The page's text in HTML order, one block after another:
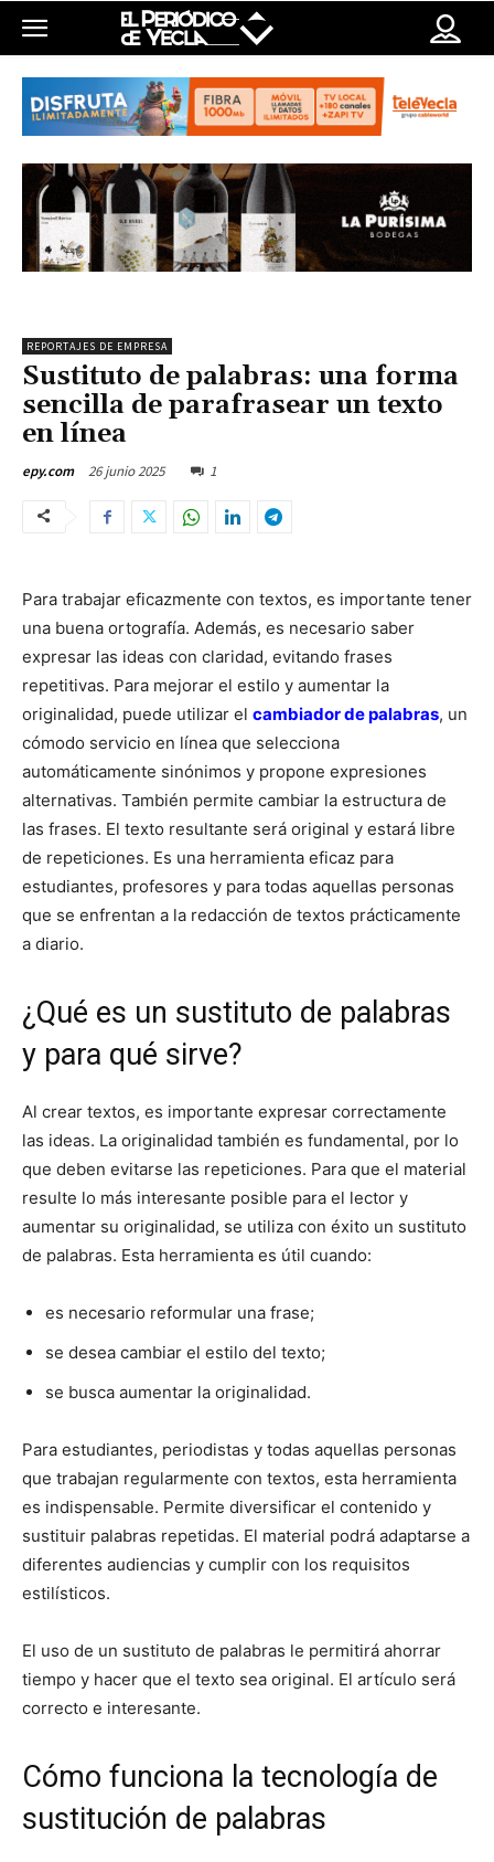
REPORTAJES DE EMPRESA
Sustituto de palabras: una forma
sencilla de parafrasear un texto
en línea
epy.com 26 junio 2025 1
Para trabajar eficazmente con textos, es importante tener
una buena ortografía. Además, es necesario saber
expresar las ideas con claridad, evitando frases
repetitivas. Para mejorar el estilo y aumentar la
originalidad, puede utilizar el cambiador de palabras, un
cómodo servicio en línea que selecciona
automáticamente sinónimos y propone expresiones
alternativas. También permite cambiar la estructura de
las frases. El texto resultante será original y estará libre
de repeticiones. Es una herramienta eficaz para
estudiantes, profesores y para todas aquellas personas
que se enfrentan a la redacción de textos prácticamente
a diario.
¿Qué es un sustituto de palabras
y para qué sirve?
Al crear textos, es importante expresar correctamente
las ideas. La originalidad también es fundamental, por lo
que deben evitarse las repeticiones. Para que el material
resulte lo más interesante posible para el lector y
aumentar su originalidad, se utiliza con éxito un sustituto
de palabras. Esta herramienta es útil cuando:
es necesario reformular una frase;
se desea cambiar el estilo del texto;
se busca aumentar la originalidad.
Para estudiantes, periodistas y todas aquellas personas
que trabajan regularmente con textos, esta herramienta
es indispensable. Permite diversificar el contenido y
sustituir palabras repetidas. El material podrá adaptarse a
diferentes audiencias y cumplir con los requisitos
estilísticos.
El uso de un sustituto de palabras le permitirá ahorrar
tiempo y hacer que el texto sea original. El artículo será
correcto e interesante.
Cómo funciona la tecnología de
sustitución de palabras